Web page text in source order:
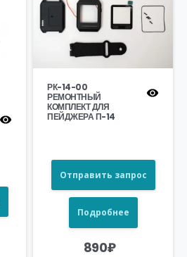
РК-14-00
РЕМОНТНЫЙ
КОМПЛЕКТ ДЛЯ
ПЕЙДЖЕРА П-14
Отправить запрос
Подробнее
890₽